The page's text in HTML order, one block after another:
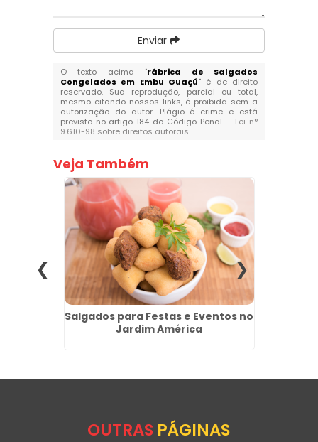
Enviar
O texto acima "Fábrica de Salgados
Congelados em Embu Guaçú" é de direito
reservado. Sua reprodução, parcial ou total,
mesmo citando nossos links, é proibida sem a
autorização do autor. Plágio é crime e está
previsto no artigo 184 do Código Penal. – Lei n°
9.610-98 sobre direitos autorais.
Veja Também
Salgados para Festas e Eventos no
Jardim América
OUTRAS PÁGINAS